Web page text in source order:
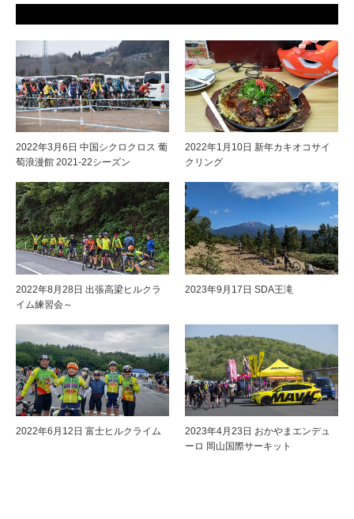
2022年3月6日 中国シクロクロス 葡
萄浪漫館 2021-22シーズン
2022年1月10日 新年カキオコサイ
クリング
2022年8月28日 出張高梁ヒルクラ
イム練習会～
2023年9月17日 SDA王滝
2022年6月12日 富士ヒルクライム
2023年4月23日 おかやまエンデュ
ーロ 岡山国際サーキット